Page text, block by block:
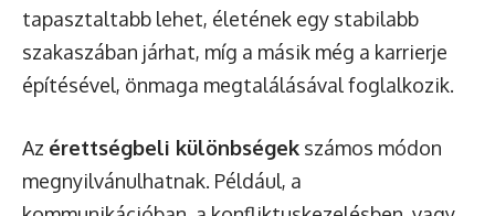
tapasztaltabb lehet, életének egy stabilabb
szakaszában járhat, míg a másik még a karrierje
építésével, önmaga megtalálásával foglalkozik.
Az érettségbeli különbségek számos módon
megnyilvánulhatnak. Például, a